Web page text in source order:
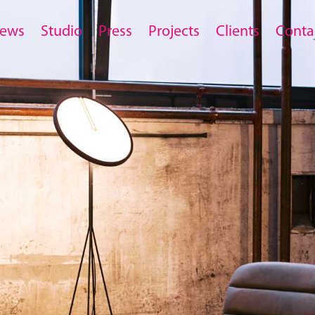
Studio Press Projects Clients